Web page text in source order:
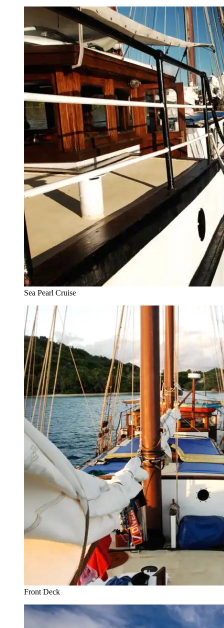
Sea Pearl Cruise
Front Deck